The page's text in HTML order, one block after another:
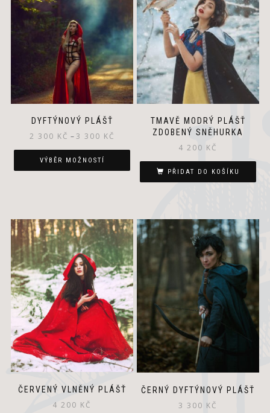
DYFTÝNOVÝ PLÁŠŤ
2 300 KČ –3 300 KČ
VÝBĚR MOŽNOSTÍ
variants.
The
options
may
be
chosen
on
the
TMAVĚ MODRÝ PLÁŠŤ
ZDOBENÝ SNĚHURKA
4 200 KČ
PŘIDAT DO KOŠÍKU
ČERVENÝ VLNĚNÝ PLÁŠŤ
4 200 KČ
ČERNÝ DYFTÝNOVÝ PLÁŠŤ
3 300 KČ